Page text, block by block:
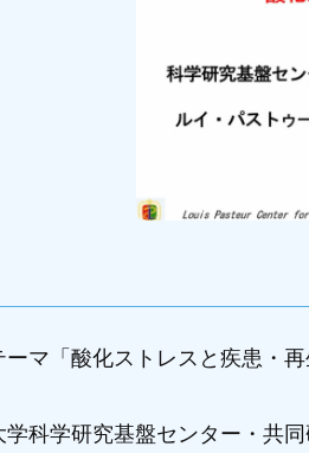
ーマ「酸化ストレスと疾患・再
学科学研究基盤センター・共